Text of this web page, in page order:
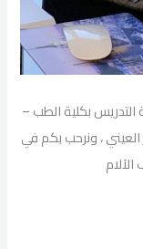
بكلية الطب –
، ونرحب بكم في